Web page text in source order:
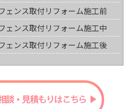
ェンス取付リフォーム施工前
ェンス取付リフォーム施工中
ェンス取付リフォーム施工後